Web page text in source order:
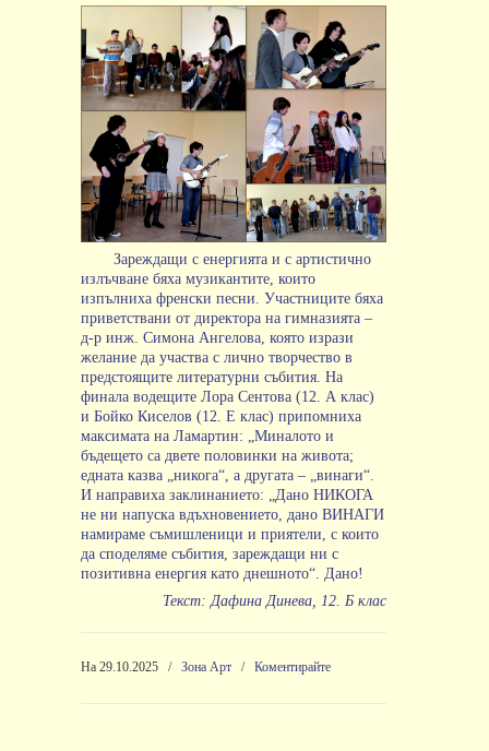
Зареждащи с енергията и с артистично
излъчване бяха музикантите, които
изпълниха френски песни. Участниците бяха
приветствани от директора на гимназията –
д-р инж. Симона Ангелова, която изрази
желание да участва с лично творчество в
предстоящите литературни събития. На
финала водещите Лора Сентова (12. А клас)
и Бойко Киселов (12. E клас) припомниха
максимата на Ламартин: „Миналото и
бъдещето са двете половинки на живота;
едната казва „никога“, а другата – „винаги“.
И направиха заклинанието: „Дано НИКОГА
не ни напуска вдъхновението, дано ВИНАГИ
намираме съмишленици и приятели, с които
да споделяме събития, зареждащи ни с
позитивна енергия като днешното“. Дано!
Текст: Дафина Динева, 12. Б клас
На 29.10.2025 / Зона Арт / Коментирайте